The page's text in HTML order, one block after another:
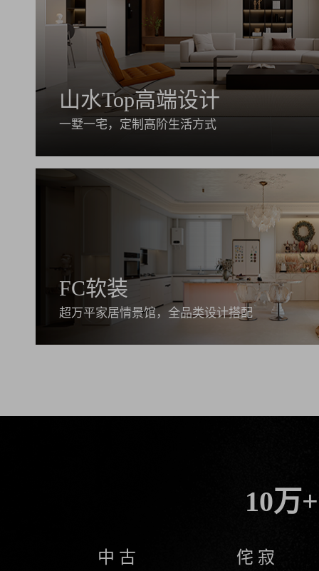
山水Top高端设计
一墅一宅，定制高阶生活方式
FC软装
超万平家居情景馆，全品类设计搭配
10万
中 古 侘 寂